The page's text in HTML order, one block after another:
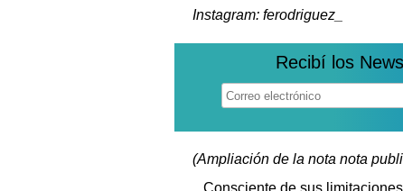
Instagram: ferodriguez_
Recibí los
(Ampliación de la nota nota
Consciente de sus